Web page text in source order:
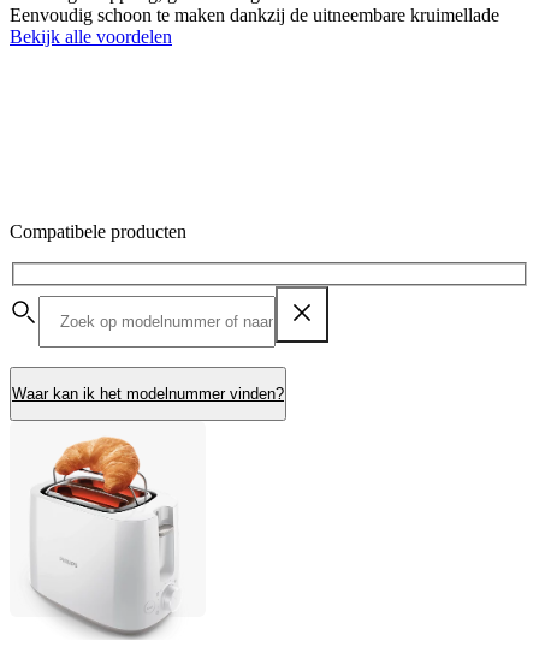
Eenvoudig schoon te maken dankzij de uitneembare kruimellade
Bekijk alle voordelen
Compatibele producten
Waar kan ik het modelnummer vinden?